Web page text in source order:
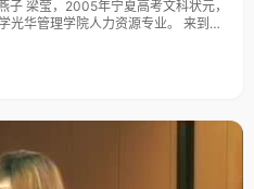
管理学院人力资源专业。 来到北
发，跟高考毕业时候照片上有点假小
道，告别高考，梁莹深深的呼了一口
深刻的事情。 远远的看着北
只能算是中等水平了，只是她从小就
按时做完。"爸爸想说的是我的性格是
是比较有耐心，有韧性，"什么事情